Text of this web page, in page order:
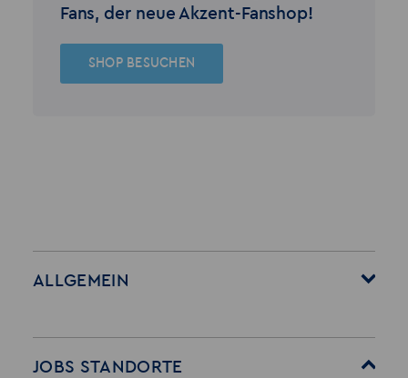
Fans, der neue Akzent-Fanshop!
SHOP BESUCHEN
ALLGEMEIN
JOBS STANDORTE